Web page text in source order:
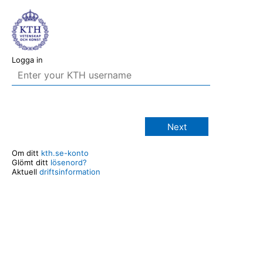
Logga in
Next
Om ditt kth.se-konto
Glömt ditt lösenord?
Aktuell driftsinformation